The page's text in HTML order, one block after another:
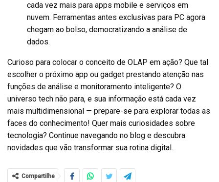
cada vez mais para apps mobile e serviços em
nuvem. Ferramentas antes exclusivas para PC agora
chegam ao bolso, democratizando a análise de
dados.
Curioso para colocar o conceito de OLAP em ação? Que tal
escolher o próximo app ou gadget prestando atenção nas
funções de análise e monitoramento inteligente? O
universo tech não para, e sua informação está cada vez
mais multidimensional — prepare-se para explorar todas as
faces do conhecimento! Quer mais curiosidades sobre
tecnologia? Continue navegando no blog e descubra
novidades que vão transformar sua rotina digital.
Compartilhe